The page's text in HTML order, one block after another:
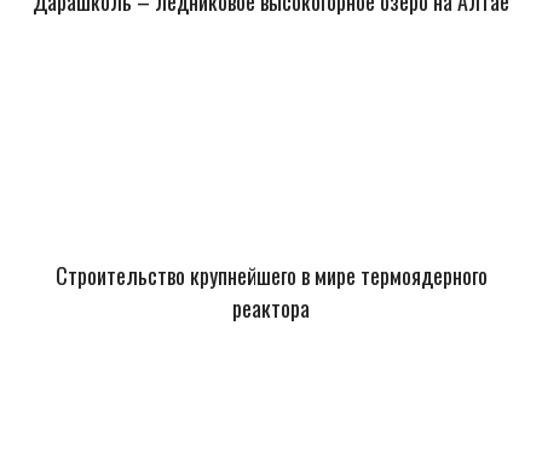
Строительство крупнейшего в мире термоядерного
реактора